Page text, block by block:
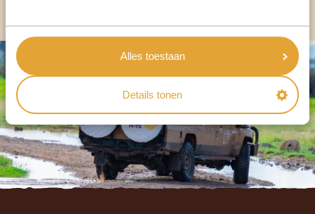
Alles toestaan
Details tonen
Footer